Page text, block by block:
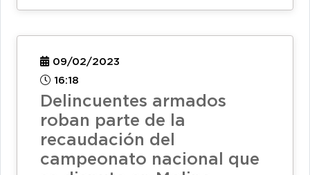
09/02/2023
16:18
Delincuentes armados
roban parte de la
recaudación del
campeonato nacional que